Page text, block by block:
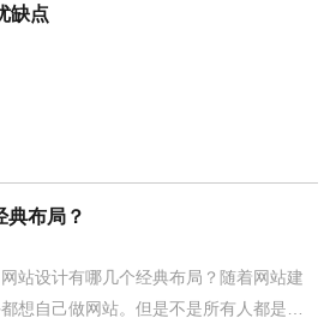
牌网站定位，给予中肯意见，个性设计，
缺点
典布局？
站设计有哪几个经典布局？随着网站建
想自己做网站。但是不是所有人都是网